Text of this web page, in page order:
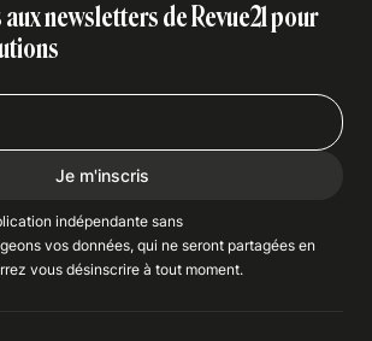
newsletters de Revue21 pour
Je m'inscris
indépendante sans
vos données, qui ne seront partagées en
vous désinscrire à tout moment.